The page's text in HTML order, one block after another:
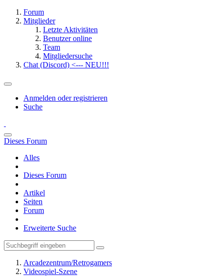
Forum
Mitglieder
Letzte Aktivitäten
Benutzer online
Team
Mitgliedersuche
Chat (Discord) <--- NEU!!!
Anmelden oder registrieren
Suche
Dieses Forum
Alles
Dieses Forum
Artikel
Seiten
Forum
Erweiterte Suche
Arcadezentrum/Retrogamers
Videospiel-Szene